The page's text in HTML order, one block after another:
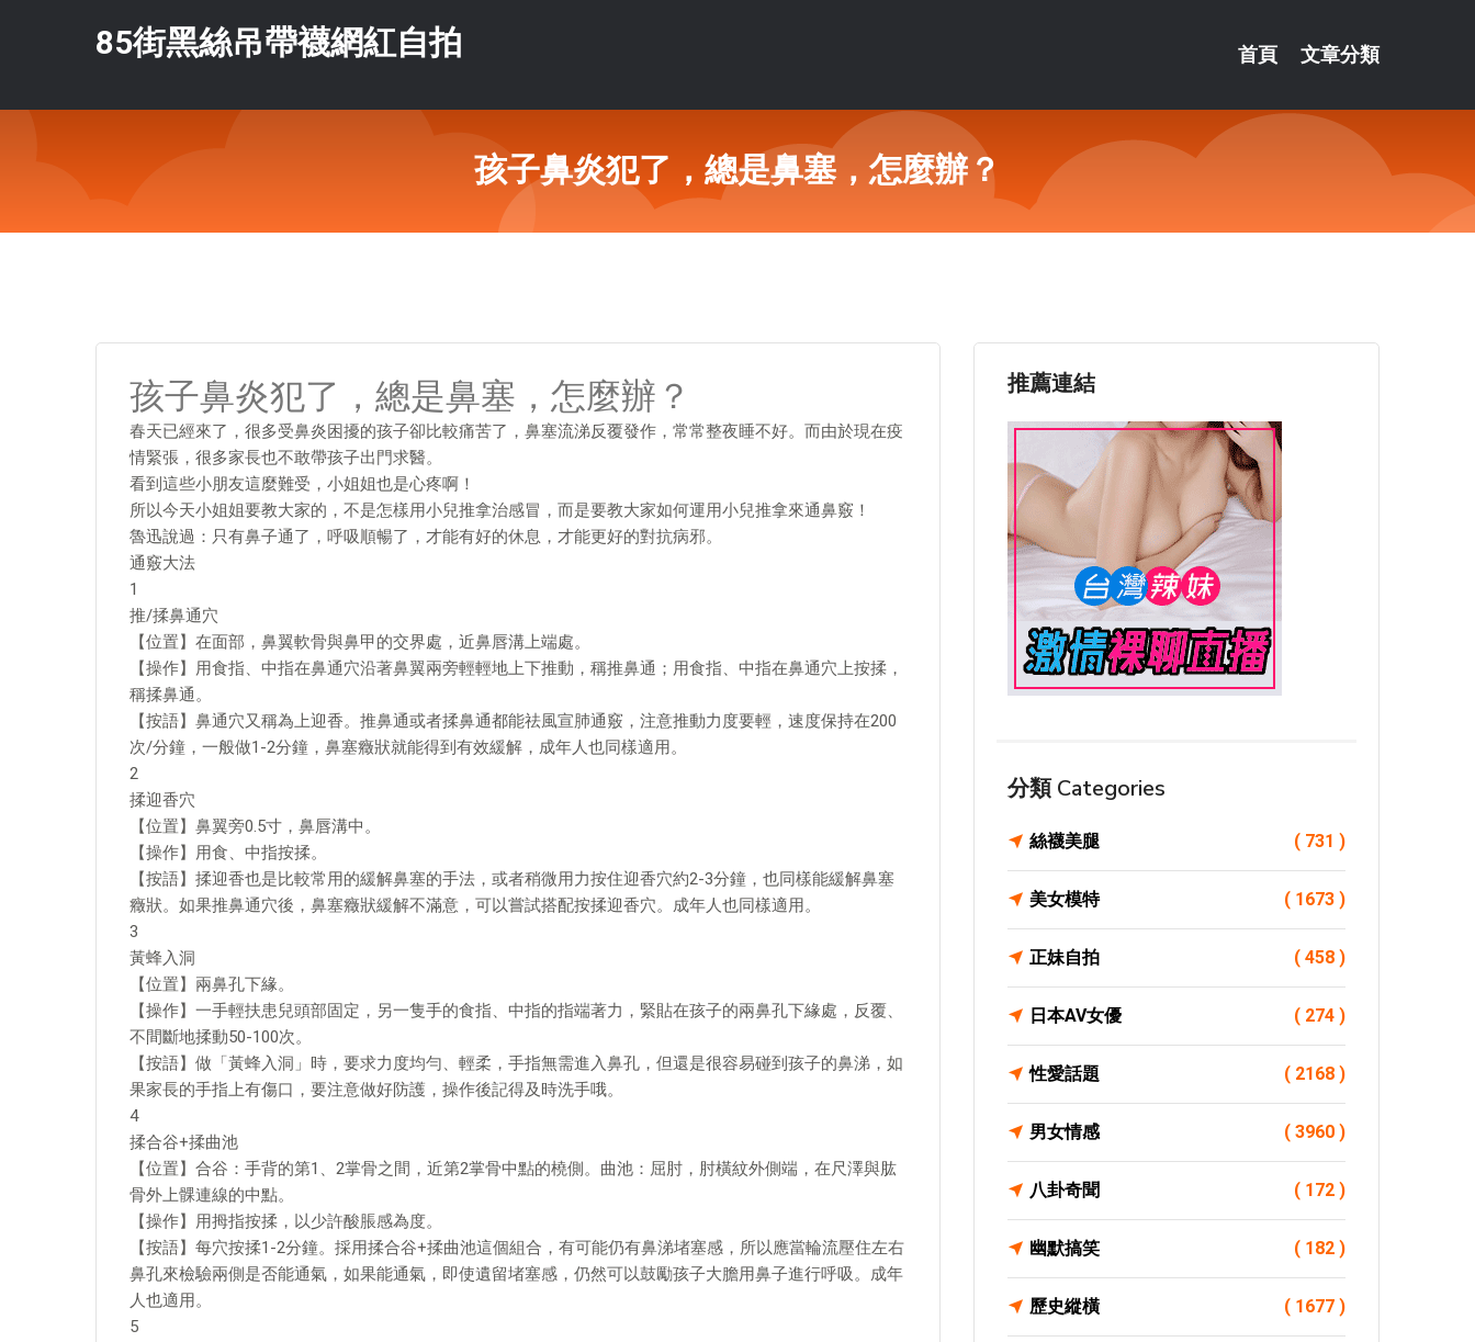
85街黑絲吊帶襪網紅自拍 首頁 文章分類
孩子鼻炎犯了，總是鼻塞，怎麼辦？
孩子鼻炎犯了，總是鼻塞，怎麼辦？
春天已經來了，很多受鼻炎困擾的孩子卻比較痛苦了，鼻塞流涕反覆發作，常常整夜睡不好。而由於現在疫
情緊張，很多家長也不敢帶孩子出門求醫。
看到這些小朋友這麼難受，小姐姐也是心疼啊！
所以今天小姐姐要教大家的，不是怎樣用小兒推拿治感冒，而是要教大家如何運用小兒推拿來通鼻竅！
魯迅說過：只有鼻子通了，呼吸順暢了，才能有好的休息，才能更好的對抗病邪。
通竅大法
1
推/揉鼻通穴
【位置】在面部，鼻翼軟骨與鼻甲的交界處，近鼻唇溝上端處。
【操作】用食指、中指在鼻通穴沿著鼻翼兩旁輕輕地上下推動，稱推鼻通；用食指、中指在鼻通穴上按揉，
稱揉鼻通。
【按語】鼻通穴又稱為上迎香。推鼻通或者揉鼻通都能祛風宣肺通竅，注意推動力度要輕，速度保持在200
次/分鐘，一般做1-2分鐘，鼻塞癥狀就能得到有效緩解，成年人也同樣適用。
2
揉迎香穴
【位置】鼻翼旁0.5寸，鼻唇溝中。
【操作】用食、中指按揉。
【按語】揉迎香也是比較常用的緩解鼻塞的手法，或者稍微用力按住迎香穴約2-3分鐘，也同樣能緩解鼻塞
癥狀。如果推鼻通穴後，鼻塞癥狀緩解不滿意，可以嘗試搭配按揉迎香穴。成年人也同樣適用。
3
黃蜂入洞
【位置】兩鼻孔下緣。
【操作】一手輕扶患兒頭部固定，另一隻手的食指、中指的指端著力，緊貼在孩子的兩鼻孔下緣處，反覆、
不間斷地揉動50-100次。
【按語】做「黃蜂入洞」時，要求力度均勻、輕柔，手指無需進入鼻孔，但還是很容易碰到孩子的鼻涕，如
果家長的手指上有傷口，要注意做好防護，操作後記得及時洗手哦。
4
揉合谷+揉曲池
【位置】合谷：手背的第1、2掌骨之間，近第2掌骨中點的橈側。曲池：屈肘，肘橫紋外側端，在尺澤與肱
骨外上髁連線的中點。
【操作】用拇指按揉，以少許酸脹感為度。
【按語】每穴按揉1-2分鐘。採用揉合谷+揉曲池這個組合，有可能仍有鼻涕堵塞感，所以應當輪流壓住左右
鼻孔來檢驗兩側是否能通氣，如果能通氣，即使遺留堵塞感，仍然可以鼓勵孩子大膽用鼻子進行呼吸。成年
人也適用。
5
推薦連結
分類 Categories
絲襪美腿 ( 731 )
美女模特 ( 1673 )
正妹自拍 ( 458 )
日本AV女優 ( 274 )
性愛話題 ( 2168 )
男女情感 ( 3960 )
八卦奇聞 ( 172 )
幽默搞笑 ( 182 )
歷史縱橫 ( 1677 )